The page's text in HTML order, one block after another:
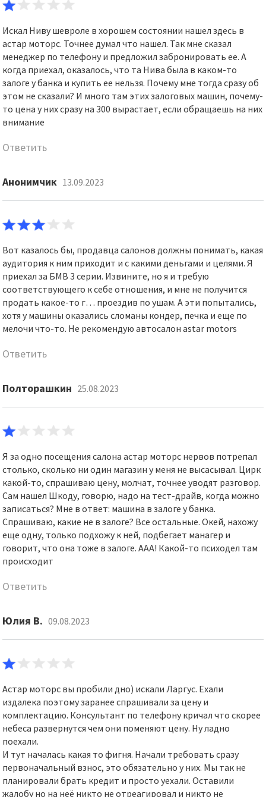
Искал Ниву шевроле в хорошем состоянии нашел здесь в
астар моторс. Точнее думал что нашел. Так мне сказал
менеджер по телефону и предложил забронировать ее. А
когда приехал, оказалось, что та Нива была в каком-то
залоге у банка и купить ее нельзя. Почему мне тогда сразу об
этом не сказали? И много там этих залоговых машин, почему-
то цена у них сразу на 300 вырастает, если обращаешь на них
внимание
Ответить
Анонимчик 13.09.2023
Вот казалось бы, продавца салонов должны понимать, какая
аудитория к ним приходит и с какими деньгами и целями. Я
приехал за БМВ 3 серии. Извините, но я и требую
соответствующего к себе отношения, и мне не получится
продать какое-то г… проездив по ушам. А эти попытались,
хотя у машины оказались сломаны кондер, печка и еще по
мелочи что-то. Не рекомендую автосалон astar motors
Ответить
Полторашкин 25.08.2023
Я за одно посещения салона астар моторс нервов потрепал
столько, сколько ни один магазин у меня не высасывал. Цирк
какой-то, спрашиваю цену, молчат, точнее уводят разговор.
Сам нашел Шкоду, говорю, надо на тест-драйв, когда можно
записаться? Мне в ответ: машина в залоге у банка.
Спрашиваю, какие не в залоге? Все остальные. Окей, нахожу
еще одну, только подхожу к ней, подбегает манагер и
говорит, что она тоже в залоге. ААА! Какой-то психодел там
происходит
Ответить
Юлия В. 09.08.2023
Астар моторс вы пробили дно) искали Ларгус. Ехали
издалека поэтому заранее спрашивали за цену и
комплектацию. Консультант по телефону кричал что скорее
небеса развернутся чем они поменяют цену. Ну ладно
поехали.
И тут началась какая то фигня. Начали требовать сразу
первоначальный взнос, это обязательно у них. Мы так не
планировали брать кредит и просто уехали. Оставили
жалобу но на неё никто не отреагировал и никто не